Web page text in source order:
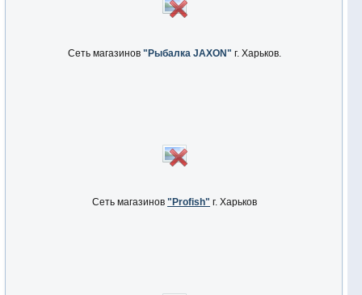
Сеть магазинов"Рыбалка JAXON"г. Харьков.
Сеть магазинов"Profish" г. Харьков